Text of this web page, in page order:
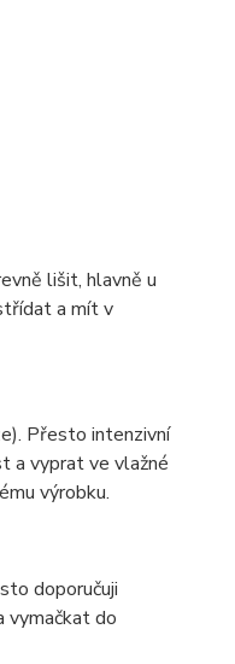
lišit, hlavně u
a mít v
Přesto intenzivní
a vyprat ve vlažné
výrobku.
doporučuji
vymačkat do